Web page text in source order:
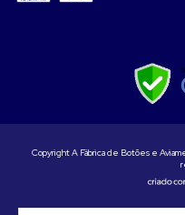
Copyright A Fábrica de Botões e